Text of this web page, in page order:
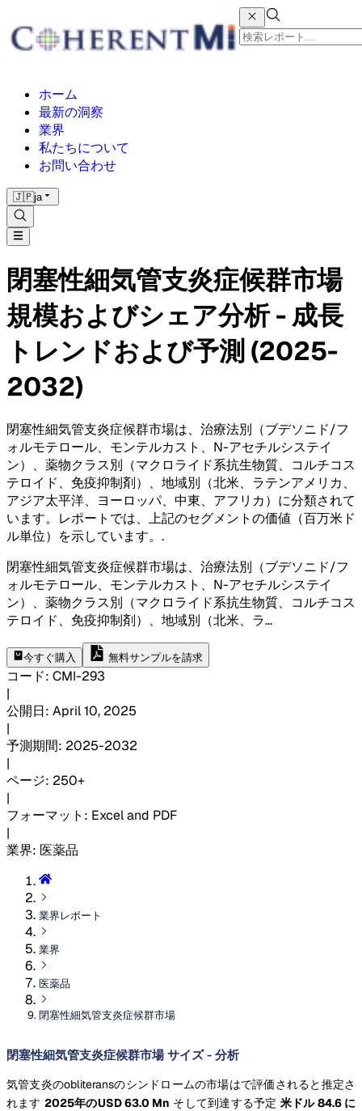
ホーム
最新の洞察
業界
私たちについて
お問い合わせ
🇯🇵ja
閉塞性細気管支炎症候群市場
規模およびシェア分析 - 成長
トレンドおよび予測 (2025-
2032)
閉塞性細気管支炎症候群市場は、治療法別（ブデソニド/フ
ォルモテロール、モンテルカスト、N-アセチルシステイ
ン）、薬物クラス別（マクロライド系抗生物質、コルチコス
テロイド、免疫抑制剤）、地域別（北米、ラテンアメリカ、
アジア太平洋、ヨーロッパ、中東、アフリカ）に分類されて
います。レポートでは、上記のセグメントの価値（百万米ド
ル単位）を示しています。 .
閉塞性細気管支炎症候群市場は、治療法別（ブデソニド/フ
ォルモテロール、モンテルカスト、N-アセチルシステイ
ン）、薬物クラス別（マクロライド系抗生物質、コルチコス
テロイド、免疫抑制剤）、地域別（北米、ラ...
今すぐ購入 無料サンプルを請求
コード: CMI-293
|
公開日: April 10, 2025
|
予測期間: 2025-2032
|
ページ: 250+
|
フォーマット : Excel and PDF
|
業界: 医薬品
業界レポート
業界
医薬品
閉塞性細気管支炎症候群市場
閉塞性細気管支炎症候群市場 サイズ - 分析
気管支炎のobliteransのシンドロームの市場はで評価されると推定さ
れます 2025年のUSD 63.0 Mn そして到達する予定 米ドル 84.6 に